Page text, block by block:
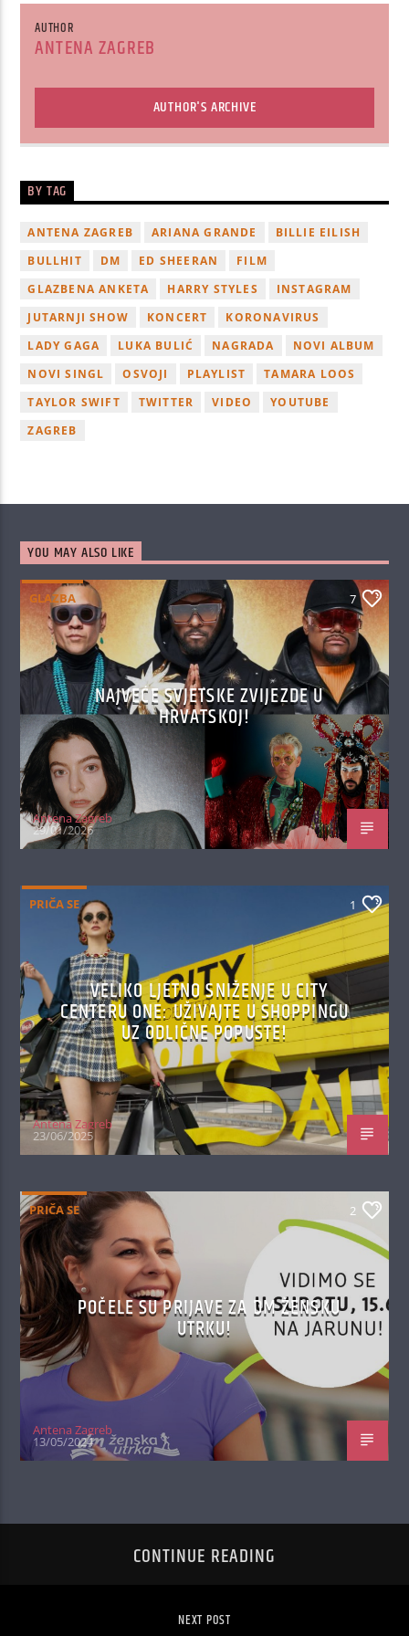
AUTHOR
ANTENA ZAGREB
AUTHOR'S ARCHIVE
BY TAG
ANTENA ZAGREB ARIANA GRANDE
BILLIE EILISH
BULLHIT
DM ED SHEERAN
FILM
GLAZBENA ANKETA
HARRY STYLES
INSTAGRAM
JUTARNJI SHOW
KONCERT
KORONAVIRUS
LADY GAGA
LUKA BULIĆ NAGRADA
NOVI ALBUM
NOVI SINGL
OSVOJI PLAYLIST
TAMARA LOOS
TAYLOR SWIFT
TWITTER VIDEO
YOUTUBE
ZAGREB
YOU MAY ALSO LIKE
GLAZBA 7
NAJVEĆE SVJETSKE ZVIJEZDE U
HRVATSKOJ!
Antena Zagreb
29/01/2026
PRIČA SE 1
VELIKO LJETNO SNIŽENJE U CITY
CENTERU ONE: UŽIVAJTE U SHOPPINGU
UZ ODLIČNE POPUSTE!
Antena Zagreb
23/06/2025
PRIČA SE 2
POČELE SU PRIJAVE ZA DM ŽENSKU
UTRKU!
Antena Zagreb
13/05/2024
CONTINUE READING
NEXT POST